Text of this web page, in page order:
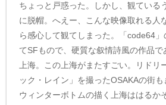
ちょっと戸惑った。しかし、観ている
に脱帽。へえー、こんな映像取れる人
ら感心して観てしまった。「code64
てSFもので、硬質な叙情詩風の作品
上海。この上海がまたすごい。リドリ
ック・レイン」を撮ったOSAKAの街
ウィンターボトムの描く上海ははるか